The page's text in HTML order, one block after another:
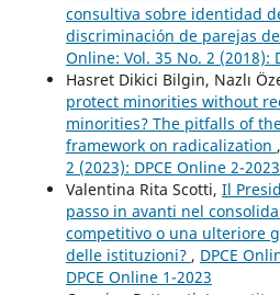
consultiva sobre identidad
discriminación de parejas
Online: Vol. 35 No. 2 (2018):
Hasret Dikici Bilgin, Nazlı
protect minorities without
minorities? The pitfalls of
framework on radicalization ,
2 (2023): DPCE Online 2-2023
Valentina Rita Scotti, Il
passo in avanti nel
competitivo o una ulteriore
delle istituzioni? , DPCE
DPCE Online 1-2023